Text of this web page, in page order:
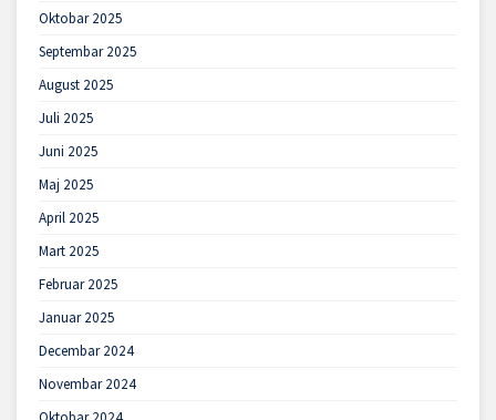
Oktobar 2025
Septembar 2025
August 2025
Juli 2025
Juni 2025
Maj 2025
April 2025
Mart 2025
Februar 2025
Januar 2025
Decembar 2024
Novembar 2024